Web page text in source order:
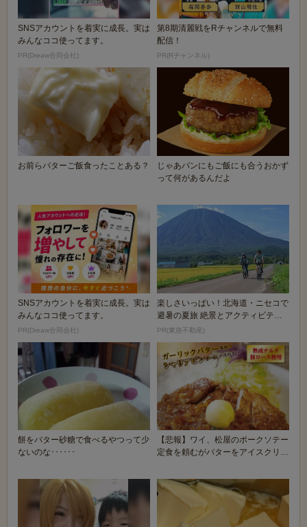
SNSアカウントを着実に成長。実は
みんなココ使ってます。
PR(Dreaw合同会社)
第8期清麗戦をRチャンネルで無料
配信！
PR(Rチャンネル)
お前らバターご飯食ったことある？
じゃあパンにもご飯にも合うおかず
って何があるんだよ
SNSアカウントを着実に成長。実は
みんなココ使ってます。
PR(Dreaw合同会社)
楽しさいっぱい！北海道・ニセコで
避暑の夏旅 絶景とアクティビティ
が揃う「ニセコ東...
PR(東急不動産)
餅をバター砂糖で食べるやつって少
ないのな･･････
【悲報】ワイ、松屋のポークソテー
定食を頼むがバターをアイスクリー